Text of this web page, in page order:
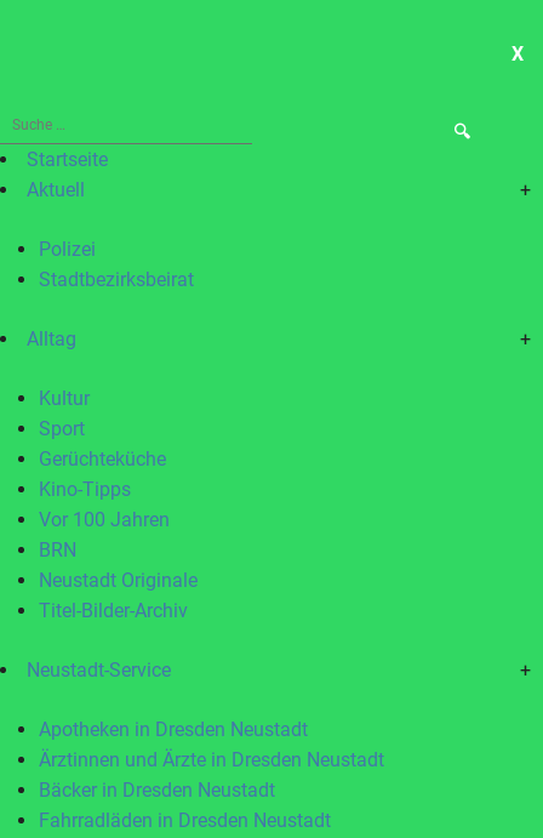
X
Suche
nach:Startseite
Aktuell
+
Polizei
Stadtbezirksbeirat
Alltag +
Kultur
Sport
Gerüchteküche
Kino-Tipps
Vor 100 Jahren
BRN
Neustadt Originale
Titel-Bilder-Archiv
Neustadt-Service +
Apotheken in Dresden Neustadt
Ärztinnen und Ärzte in Dresden Neustadt
Bäcker in Dresden Neustadt
Fahrradläden in Dresden Neustadt